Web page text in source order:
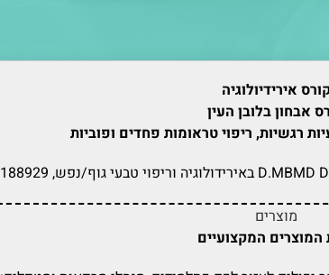
אירידיולוגיה
אבחון בלובן העין
מוצרים
המוצרים המקצועיים